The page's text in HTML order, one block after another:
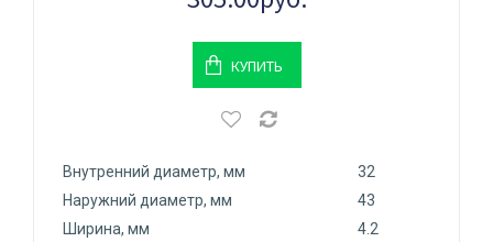
КУПИТЬ
Внутренний диаметр, мм
32
Наружний диаметр, мм
43
Ширина, мм
4.2